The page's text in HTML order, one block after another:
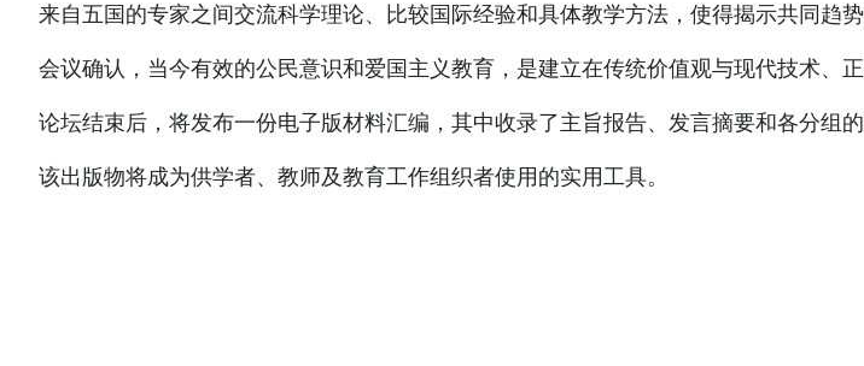
来自五国的专家之间交流科学理论、比较国际经验和具体教学方法，使得揭示共同趋
会议确认，当今有效的公民意识和爱国主义教育，是建立在传统价值观与现代技术、
论坛结束后，将发布一份电子版材料汇编，其中收录了主旨报告、发言摘要和各分组的
该出版物将成为供学者、教师及教育工作组织者使用的实用工具。